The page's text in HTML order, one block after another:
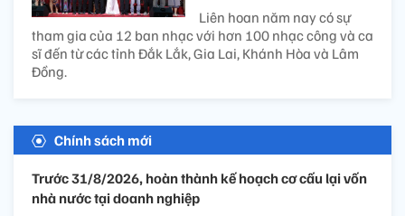
Liên hoan năm nay có sự
tham gia của 12 ban nhạc với hơn 100 nhạc công và ca
sĩ đến từ các tỉnh Đắk Lắk, Gia Lai, Khánh Hòa và Lâm
Đồng.
Chính sách mới
Trước 31/8/2026, hoàn thành kế hoạch cơ cấu lại vốn
nhà nước tại doanh nghiệp